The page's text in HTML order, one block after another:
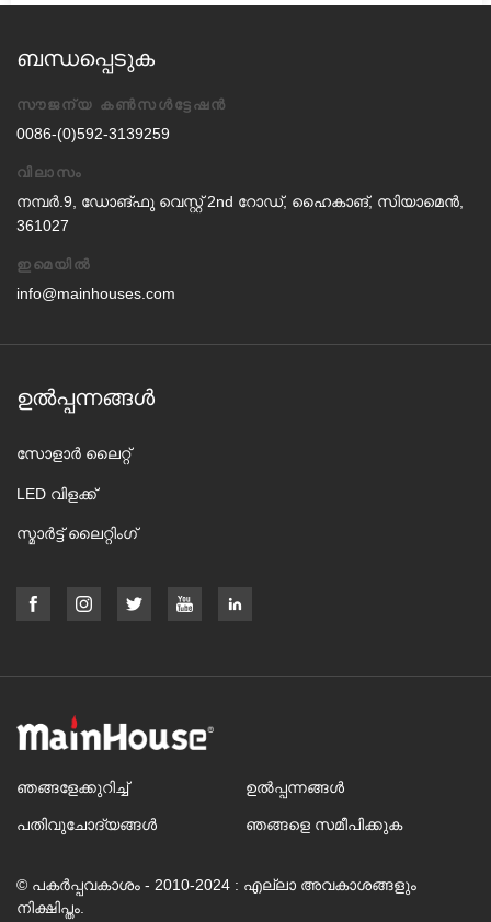
ബന്ധപ്പെടുക
സൗജന്യ കൺസൾട്ടേഷൻ
0086-(0)592-3139259
വിലാസം
നമ്പർ.9, ഡോങ്ഫു വെസ്റ്റ് 2nd റോഡ്, ഹൈകാങ്, സിയാമെൻ,
361027
ഇമെയിൽ
info@mainhouses.com
ഉൽപ്പന്നങ്ങൾ
സോളാർ ലൈറ്റ്
LED വിളക്ക്
സ്മാർട്ട് ലൈറ്റിംഗ്
ഞങ്ങളേക്കുറിച്ച് ഉൽപ്പന്നങ്ങൾ
പതിവുചോദ്യങ്ങൾ ഞങ്ങളെ സമീപിക്കുക
© പകർപ്പവകാശം - 2010-2024 : എല്ലാ അവകാശങ്ങളും
നിക്ഷിപ്തം.